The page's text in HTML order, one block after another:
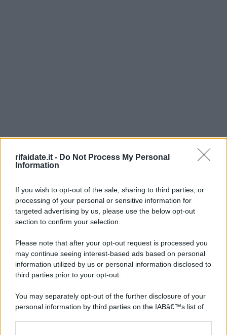
rifaidate.it - Do Not Process My Personal
Information
If you wish to opt-out of the sale, sharing to third parties, or
processing of your personal or sensitive information for
targeted advertising by us, please use the below opt-out
section to confirm your selection.
Please note that after your opt-out request is processed you
may continue seeing interest-based ads based on personal
information utilized by us or personal information disclosed to
third parties prior to your opt-out.
You may separately opt-out of the further disclosure of your
personal information by third parties on the IABâ€™s list of